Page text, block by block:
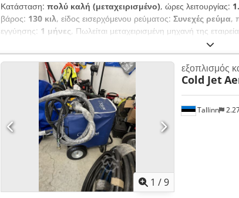
Κατάσταση: πολύ καλή (μεταχειρισμένο), ώρες λειτουργίας:
βάρος: 130 κιλ, είδος εισερχόμενου ρεύματος: Συνεχές ρεύμα,
εγγύησης: 1 μήνες, Πωλείται μεταχειρισμένη μηχανή της
διάρκειας 1 μήνα. Το σετ περιλαμβάνει σωλήνα για την
(κατόπιν επιλογής), σωλήνα για την παροχή πεπιεσμένου αέρα,
άριστη κατάσταση και έχει υποβληθεί σε έλεγχο. Cedpfxey Hf
1 /9
Tallinn
εξοπλισμός
Cold Jet